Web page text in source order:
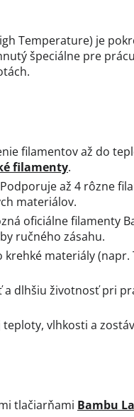
Temperature) je
špeciálne pre
filamentov až do
filamenty.
až 4 rôzne
materiálov.
oficiálne filamenty
ručného zásahu.
krehké materiály
a dlhšiu životnosť pri
vlhkosti a
tlačiarňami Bambu